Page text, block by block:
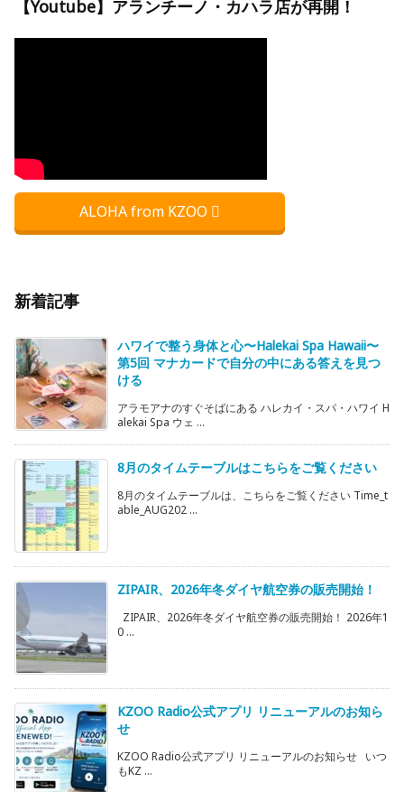
【Youtube】アランチーノ・カハラ店が再開！
ALOHA from KZOO
新着記事
ハワイで整う身体と心〜Halekai Spa Hawaii〜
第5回 マナカードで自分の中にある答えを見つ
ける
アラモアナのすぐそばにある ハレカイ・スパ・ハワイ H
alekai Spa ウェ ...
8月のタイムテーブルはこちらをご覧ください
8月のタイムテーブルは、こちらをご覧ください Time_t
able_AUG202 ...
ZIPAIR、2026年冬ダイヤ航空券の販売開始！
ZIPAIR、2026年冬ダイヤ航空券の販売開始！ 2026年1
0 ...
KZOO Radio公式アプリ リニューアルのお知ら
せ
KZOO Radio公式アプリ リニューアルのお知らせ いつ
もKZ ...